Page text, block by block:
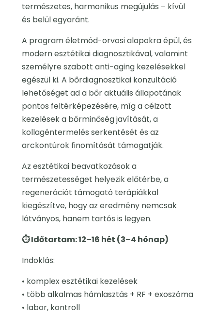
természetes, harmonikus megújulás – kívül
és belül egyaránt.
A program életmód-orvosi alapokra épül, és
modern esztétikai diagnosztikával, valamint
személyre szabott anti-aging kezelésekkel
egészül ki. A bőrdiagnosztikai konzultáció
lehetőséget ad a bőr aktuális állapotának
pontos feltérképezésére, míg a célzott
kezelések a bőrminőség javítását, a
kollagéntermelés serkentését és az
arckontúrok finomítását támogatják.
Az esztétikai beavatkozások a
természetességet helyezik előtérbe, a
regenerációt támogató terápiákkal
kiegészítve, hogy az eredmény nemcsak
látványos, hanem tartós is legyen.
⏱ Időtartam: 12–16 hét (3–4 hónap)
Indoklás:
• komplex esztétikai kezelések
• több alkalmas hámlasztás + RF + exoszóma
• labor, kontroll